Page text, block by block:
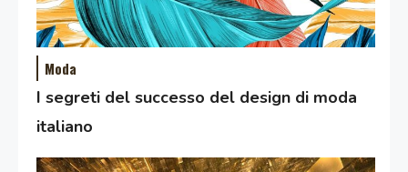
Moda
I segreti del successo del design di moda
italiano